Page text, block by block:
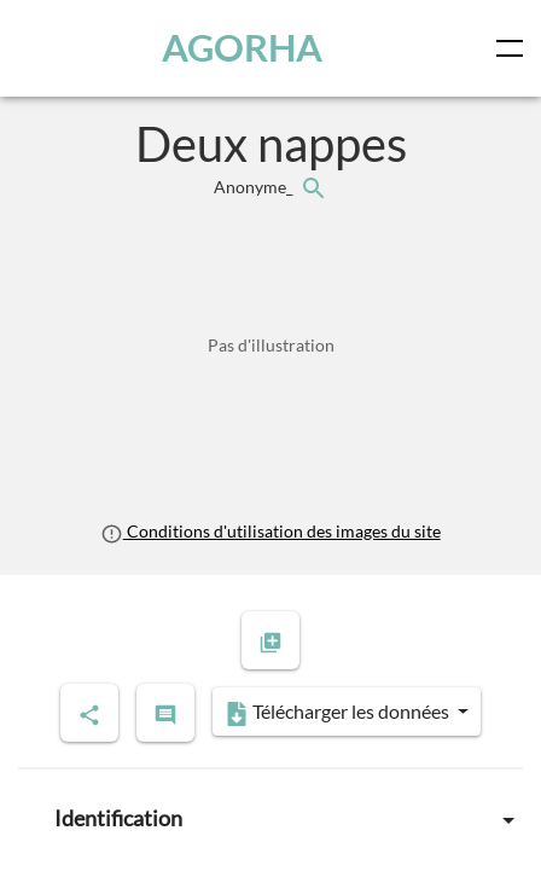
AGORHA
Deux nappes
Anonyme_
Pas d'illustration
Conditions d'utilisation des images du site
Télécharger les données
Identification